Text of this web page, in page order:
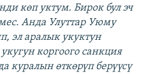
көп уктум. Бирок бул эч
Анда Улуттар Уюму
эл аралык укуктун
коргоого санкция
куралын өткөрүп берүүсү